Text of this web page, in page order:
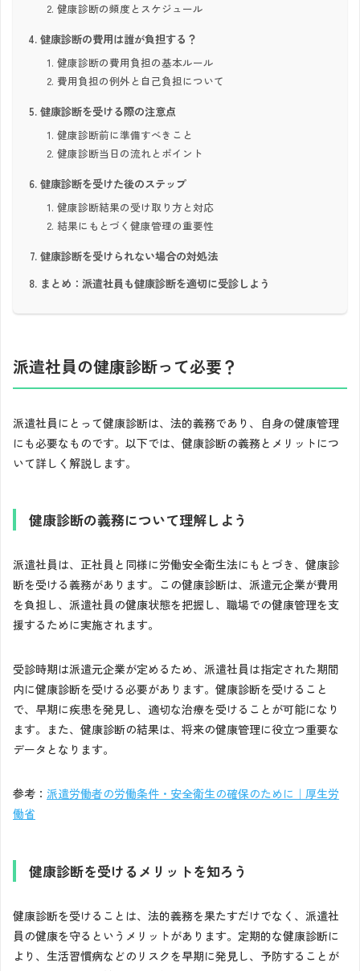
健康診断の頻度とスケジュール
健康診断の費用は誰が負担する？
健康診断の費用負担の基本ルール
費用負担の例外と自己負担について
健康診断を受ける際の注意点
健康診断前に準備すべきこと
健康診断当日の流れとポイント
健康診断を受けた後のステップ
健康診断結果の受け取り方と対応
結果にもとづく健康管理の重要性
健康診断を受けられない場合の対処法
まとめ：派遣社員も健康診断を適切に受診しよう
派遣社員の健康診断って必要？
派遣社員にとって健康診断は、法的義務であり、自身の健康管理
にも必要なものです。以下では、健康診断の義務とメリットにつ
いて詳しく解説します。
健康診断の義務について理解しよう
派遣社員は、正社員と同様に労働安全衛生法にもとづき、健康診
断を受ける義務があります。この健康診断は、派遣元企業が費用
を負担し、派遣社員の健康状態を把握し、職場での健康管理を支
援するために実施されます。
受診時期は派遣元企業が定めるため、派遣社員は指定された期間
内に健康診断を受ける必要があります。健康診断を受けること
で、早期に疾患を発見し、適切な治療を受けることが可能になり
ます。また、健康診断の結果は、将来の健康管理に役立つ重要な
データとなります。
参考： 派遣労働者の労働条件・安全衛生の確保のために｜厚生労
働省
健康診断を受けるメリットを知ろう
健康診断を受けることは、法的義務を果たすだけでなく、派遣社
員の健康を守るというメリットがあります。定期的な健康診断に
より、生活習慣病などのリスクを早期に発見し、予防することが